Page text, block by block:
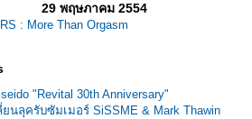
29 พฤษภาคม 2554
: More Than Orgasm
"Revital 30th Anniversary"
ยนลุครับซัมเมอร์ SiSSME & Mark Thawin